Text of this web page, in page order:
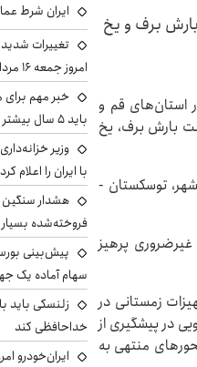
۷ محور اصلی در اثر بارش برف و یخ
استان‌های قم و
بارش برف، یخ
توسکستان -
پرهیز
زمستانی در
در پیشگیری از
منتهی به
ایران شرط
تغییرات
امروز جمعه ۱۶ مرداد ۱۴۰۵ را ببینند
خبر مهم برای
باید ۵ سال بیشتر کار کنند
وزیر
با ایران را اعلام کرد
هشدار سنگین
فروخته‌شده
سهام آماده یک
زلنسکی باید
خداحافظی کند
ایران‌خودرو